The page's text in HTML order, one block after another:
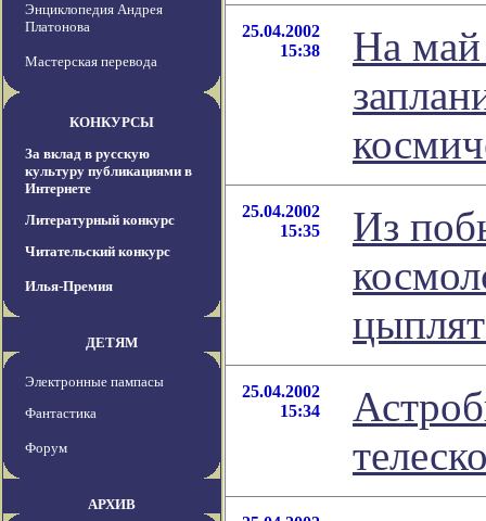
Энциклопедия Андрея
Платонова
Мастерская перевода
КОНКУРСЫ
За вклад в русскую
культуру публикациями в
Интернете
Литературный конкурс
Читательский конкурс
Илья-Премия
ДЕТЯМ
Электронные пампасы
Фантастика
Форум
АРХИВ
25.04.2002
15:38
На май
25.04.2002
15:35
Из
25.04.2002
15:34